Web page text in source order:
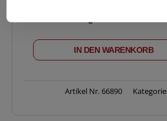
Flauto
Rondo
gebeizt/barock
IN DEN WARENKORB
Artikel Nr. 66890 Kategorie